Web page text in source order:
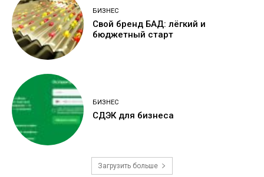
БИЗНЕС
Свой бренд БАД: лёгкий и
бюджетный старт
БИЗНЕС
СДЭК для бизнеса
Загрузить больше